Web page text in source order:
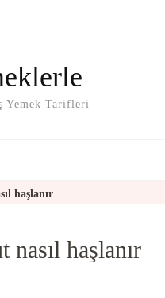
Yemek Tarifleri
haşlanır
haşlanır